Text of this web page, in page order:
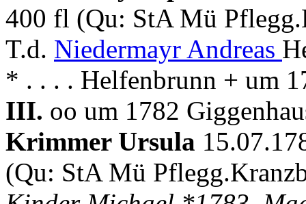
400 fl (Qu: StA Mü
T.d. Niedermayr Andreas
* . . . . Helfenbrunn + um
III. oo um 1782
Krimmer Ursula
(Qu: StA Mü